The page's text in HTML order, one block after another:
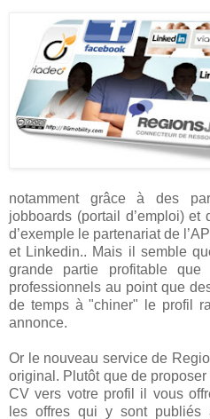
notamment grâce à des
jobboards (portail d’emploi)
d’exemple le partenariat de
et Linkedin.. Mais il semble
grande partie profitable
professionnels au point que
de temps à "chiner" le profil
annonce.
Or le nouveau service de
original. Plutôt que de
CV vers votre profil il vous
les offres qui y sont publiés